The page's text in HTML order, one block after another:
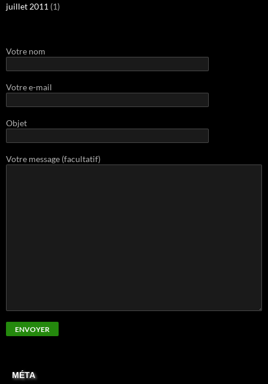
juillet 2011 (1)
Votre nom
Votre e-mail
Objet
Votre message (facultatif)
MÉTA